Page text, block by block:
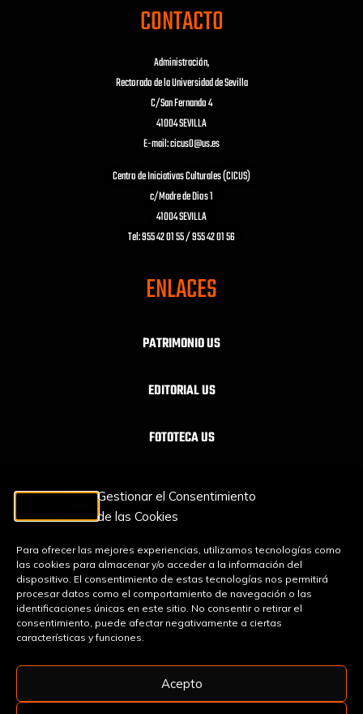
Gestionar el Consentimiento
de las Cookies
Para ofrecer las mejores experiencias, utilizamos tecnologías como
las cookies para almacenar y/o acceder a la información del
dispositivo. El consentimiento de estas tecnologías nos permitirá
procesar datos como el comportamiento de navegación o las
identificaciones únicas en este sitio. No consentir o retirar el
consentimiento, puede afectar negativamente a ciertas
características y funciones.
Acepto
CONTACTO
Administración,
Rectorado de la Universidad de Sevilla
C/San Fernando 4
41004 SEVILLA
E-mail: cicus0@us.es
Centro de Iniciativas Culturales (CICUS)
c/Madre de Dios 1
41004 SEVILLA
Tel: 955 42 01 55 / 955 42 01 56
ENLACES
PATRIMONIO US
EDITORIAL US
FOTOTECA US
TEXTOS LEGALES
AVISO LEGAL
PROTECCIÓN DE DATOS
POLÍTICA DE COOKIES